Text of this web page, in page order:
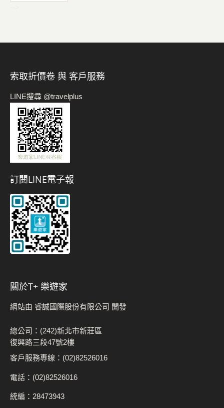
索取折價卷 與 客戶服務
LINE搜尋 @travelplus
訂閱LINE電子報
關於t+ 樂遊家
網站由 睿誠國際股份有限公司 開發
總公司：(242)新北市新莊區
復興路三段47號2樓
客戶服務專線：(02)82526016
電話：(02)82526016
統編：28473943